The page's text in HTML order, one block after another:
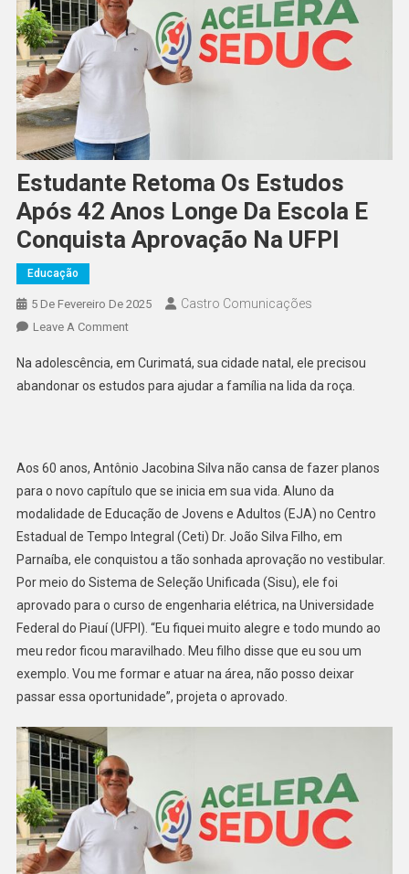
Estudante Retoma Os Estudos
Após 42 Anos Longe Da Escola E
Conquista Aprovação Na UFPI
Educação
5 De Fevereiro De 2025 Castro Comunicações
Leave A Comment
Na adolescência, em Curimatá, sua cidade natal, ele precisou
abandonar os estudos para ajudar a família na lida da roça.
Aos 60 anos, Antônio Jacobina Silva não cansa de fazer planos
para o novo capítulo que se inicia em sua vida. Aluno da
modalidade de Educação de Jovens e Adultos (EJA) no Centro
Estadual de Tempo Integral (Ceti) Dr. João Silva Filho, em
Parnaíba, ele conquistou a tão sonhada aprovação no vestibular.
Por meio do Sistema de Seleção Unificada (Sisu), ele foi
aprovado para o curso de engenharia elétrica, na Universidade
Federal do Piauí (UFPI). “Eu fiquei muito alegre e todo mundo ao
meu redor ficou maravilhado. Meu filho disse que eu sou um
exemplo. Vou me formar e atuar na área, não posso deixar
passar essa oportunidade”, projeta o aprovado.